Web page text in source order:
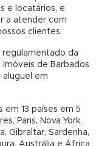
e locatários, e
a atender com
clientes.
da
de Barbados
em
13 países em 5
Paris, Nova York,
Gibraltar, Sardenha,